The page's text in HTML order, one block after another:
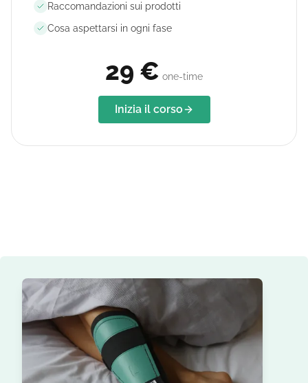
Raccomandazioni sui prodotti
Cosa aspettarsi in ogni fase
29 € one-time
Inizia il corso